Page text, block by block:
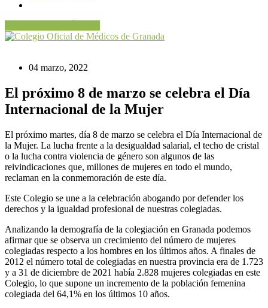
04 marzo, 2022
El próximo 8 de marzo se celebra el Día
Internacional de la Mujer
El próximo martes, día 8 de marzo se celebra el Día Internacional de
la Mujer. La lucha frente a la desigualdad salarial, el techo de cristal
o la lucha contra violencia de género son algunos de las
reivindicaciones que, millones de mujeres en todo el mundo,
reclaman en la conmemoración de este día.
Este Colegio se une a la celebración abogando por defender los
derechos y la igualdad profesional de nuestras colegiadas.
Analizando la demografía de la colegiación en Granada podemos
afirmar que se observa un crecimiento del número de mujeres
colegiadas respecto a los hombres en los últimos años. A finales de
2012 el número total de colegiadas en nuestra provincia era de 1.723
y a 31 de diciembre de 2021 había 2.828 mujeres colegiadas en este
Colegio, lo que supone un incremento de la población femenina
colegiada del 64,1% en los últimos 10 años.